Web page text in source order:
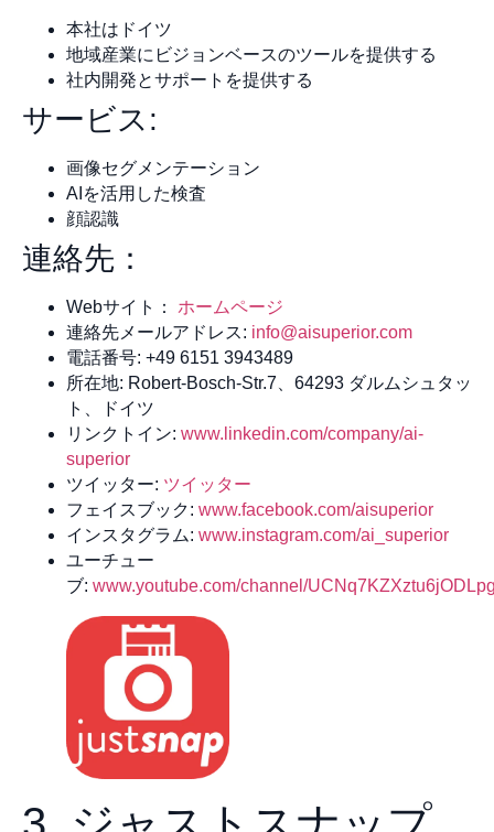
本社はドイツ
地域産業にビジョンベースのツールを提供する
社内開発とサポートを提供する
サービス:
画像セグメンテーション
AIを活用した検査
顔認識
連絡先：
Webサイト： ホームページ
連絡先メールアドレス: info@aisuperior.com
電話番号: +49 6151 3943489
所在地: Robert-Bosch-Str.7、64293 ダルムシュタッ
ト、ドイツ
リンクトイン: www.linkedin.com/company/ai-
superior
ツイッター: ツイッター
フェイスブック: www.facebook.com/aisuperior
インスタグラム: www.instagram.com/ai_superior
ユーチュー
ブ: www.youtube.com/channel/